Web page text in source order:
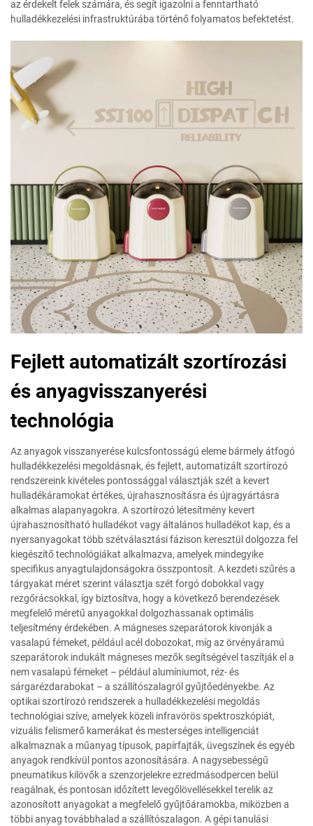
az érdekelt felek számára, és segít igazolni a fenntartható
hulladékkezelési infrastruktúrába történő folyamatos befektetést.
Fejlett automatizált szortírozási
és anyagvisszanyerési
technológia
Az anyagok visszanyerése kulcsfontosságú eleme bármely átfogó
hulladékkezelési megoldásnak, és fejlett, automatizált szortírozó
rendszereink kivételes pontossággal választják szét a kevert
hulladékáramokat értékes, újrahasznosításra és újragyártásra
alkalmas alapanyagokra. A szortírozó létesítmény kevert
újrahasznosítható hulladékot vagy általános hulladékot kap, és a
nyersanyagokat több szétválasztási fázison keresztül dolgozza fel
kiegészítő technológiákat alkalmazva, amelyek mindegyike
specifikus anyagtulajdonságokra összpontosít. A kezdeti szűrés a
tárgyakat méret szerint választja szét forgó dobokkal vagy
rezgőrácsokkal, így biztosítva, hogy a következő berendezések
megfelelő méretű anyagokkal dolgozhassanak optimális
teljesítmény érdekében. A mágneses szeparátorok kivonják a
vasalapú fémeket, például acél dobozokat, míg az örvényáramú
szeparátorok indukált mágneses mezők segítségével taszítják el a
nem vasalapú fémeket – például alumíniumot, réz- és
sárgarézdarabokat – a szállítószalagról gyűjtőedényekbe. Az
optikai szortírozó rendszerek a hulladékkezelési megoldás
technológiai szíve, amelyek közeli infravörös spektroszkópiát,
vizuális felismerő kamerákat és mesterséges intelligenciát
alkalmaznak a műanyag típusok, papírfajták, üvegszínek és egyéb
anyagok rendkívül pontos azonosítására. A nagysebességű
pneumatikus kilövők a szenzorjelekre ezredmásodpercen belül
reagálnak, és pontosan időzített levegőlövellésekkel terelik az
azonosított anyagokat a megfelelő gyűjtőáramokba, miközben a
többi anyag továbbhalad a szállítószalagon. A gépi tanulási